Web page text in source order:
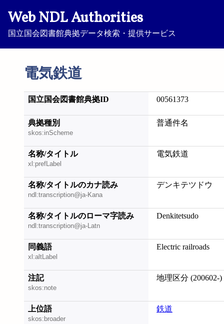
Web NDL Authorities
国立国会図書館典拠データ検索・提供サービス
電気鉄道
国立国会図書館典拠ID 00561373
典拠種別
skos:inScheme
普通件名
名称/タイトル
xl:prefLabel
電気鉄道
名称/タイトルのカナ読み
ndl:transcription@ja-Kana
デンキテツドウ
名称/タイトルのローマ字読み
ndl:transcription@ja-Latn
Denkitetsudo
同義語
xl:altLabel
Electric railroads
注記
skos:note
地理区分 (200602-)
上位語
skos:broader
鉄道